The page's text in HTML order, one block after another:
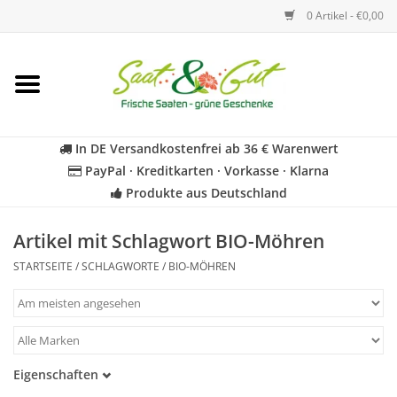
0 Artikel - €0,00
Startseite
Kräuter
Für Kinder
Geschenkideen
In DE Versandkostenfrei ab 36 € Warenwert
PayPal · Kreditkarten · Vorkasse · Klarna
Produkte aus Deutschland
Artikel mit Schlagwort BIO-Möhren
STARTSEITE /SCHLAGWORTE / BIO-MÖHREN
Eigenschaften